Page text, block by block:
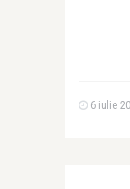
6 iulie